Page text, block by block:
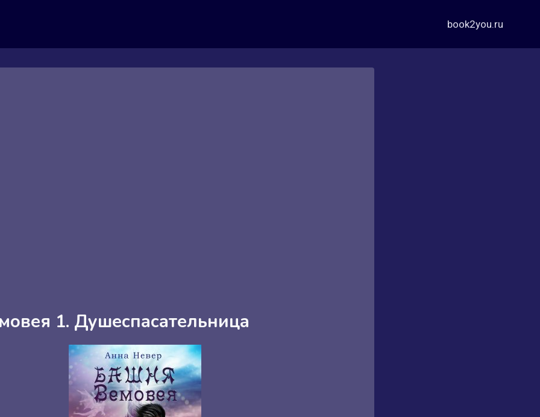
book2you.ru
1. Душеспасательница